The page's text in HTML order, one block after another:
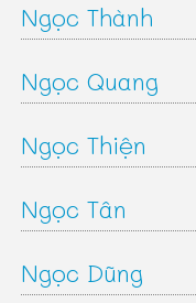
Ngọc Thành
Ngọc Quang
Ngọc Thiện
Ngọc Tân
Ngọc Dũng